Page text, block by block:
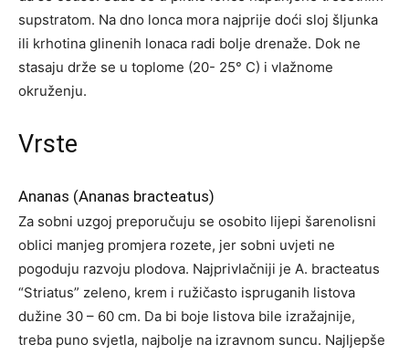
supstratom. Na dno lonca mora najprije doći sloj šljunka
ili krhotina glinenih lonaca radi bolje drenaže. Dok ne
stasaju drže se u toplome (20- 25° C) i vlažnome
okruženju.
Vrste
Ananas (Ananas bracteatus)
Za sobni uzgoj preporučuju se osobito lijepi šarenolisni
oblici manjeg promjera rozete, jer sobni uvjeti ne
pogoduju razvoju plodova. Najprivlačniji je A. bracteatus
“Striatus” zeleno, krem i ružičasto ispruganih listova
dužine 30 – 60 cm. Da bi boje listova bile izražajnije,
treba puno svjetla, najbolje na izravnom suncu. Najljepše